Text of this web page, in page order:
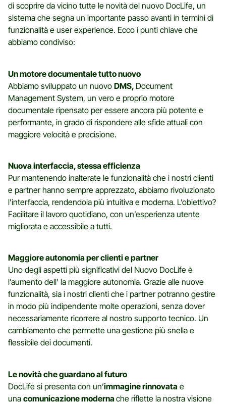
di scoprire da vicino tutte le novità del nuovo DocLife, un
sistema che segna un importante passo avanti in termini di
funzionalità e user experience. Ecco i punti chiave che
abbiamo condiviso:
Un motore documentale tutto nuovo
Abbiamo sviluppato un nuovo DMS, Document
Management System, un vero e proprio motore
documentale ripensato per essere ancora più potente e
performante, in grado di rispondere alle sfide attuali con
maggiore velocità e precisione.
Nuova interfaccia, stessa efficienza
Pur mantenendo inalterate le funzionalità che i nostri clienti
e partner hanno sempre apprezzato, abbiamo rivoluzionato
l’interfaccia, rendendola più intuitiva e moderna. L’obiettivo?
Facilitare il lavoro quotidiano, con un’esperienza utente
migliorata e accessibile a tutti.
Maggiore autonomia per clienti e partner
Uno degli aspetti più significativi del Nuovo DocLife è
l’aumento dell’ la maggiore autonomia. Grazie alle nuove
funzionalità, sia i nostri clienti che i partner potranno gestire
in modo più indipendente molte operazioni, senza dover
necessariamente ricorrere al nostro supporto tecnico. Un
cambiamento che permette una gestione più snella e
flessibile dei documenti.
Le novità che guardano al futuro
DocLife si presenta con un’immagine rinnovata e
una comunicazione modernache riflette la nostra visione